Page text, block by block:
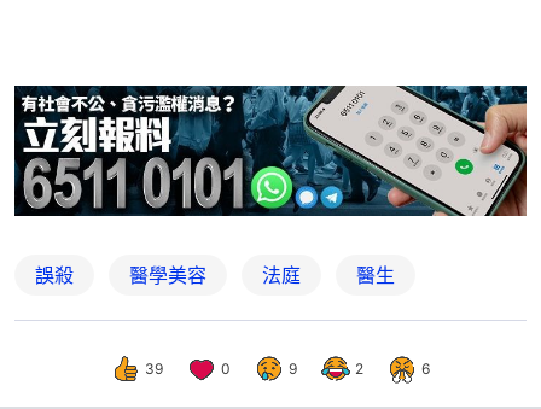
誤殺 醫學美容 法庭 醫生
39 0 9 2 6